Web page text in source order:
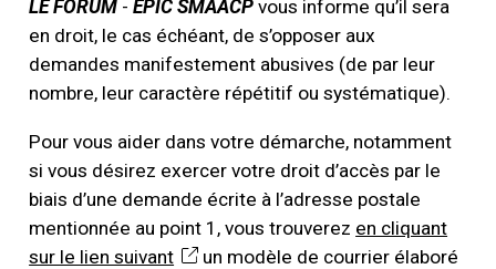
LE FORUM -EPIC SMAACPvous informe qu’il sera
en droit, le cas échéant, de s’opposer aux
demandes manifestement abusives (de par leur
nombre, leur caractère répétitif ou systématique).
Pour vous aider dans votre démarche, notamment
si vous désirez exercer votre droit d’accès par le
biais d’une demande écrite à l’adresse postale
mentionnée au point 1, vous trouverez en cliquant
sur le lien suivant
un modèle de courrier élaboré